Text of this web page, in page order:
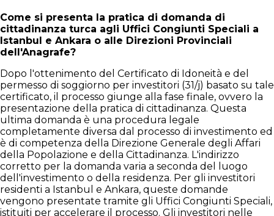
Come si presenta la pratica di domanda di
cittadinanza turca agli Uffici Congiunti Speciali a
Istanbul e Ankara o alle Direzioni Provinciali
dell'Anagrafe?
Dopo l'ottenimento del Certificato di Idoneità e del
permesso di soggiorno per investitori (31/j) basato su tale
certificato, il processo giunge alla fase finale, ovvero la
presentazione della pratica di cittadinanza. Questa
ultima domanda è una procedura legale
completamente diversa dal processo di investimento ed
è di competenza della Direzione Generale degli Affari
della Popolazione e della Cittadinanza. L'indirizzo
corretto per la domanda varia a seconda del luogo
dell'investimento o della residenza. Per gli investitori
residenti a Istanbul e Ankara, queste domande
vengono presentate tramite gli Uffici Congiunti Speciali,
istituiti per accelerare il processo. Gli investitori nelle